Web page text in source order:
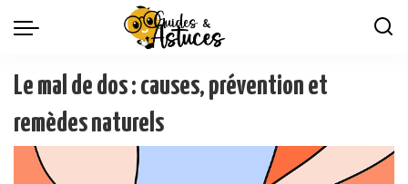
Le mal de dos : causes, prévention et
remèdes naturels